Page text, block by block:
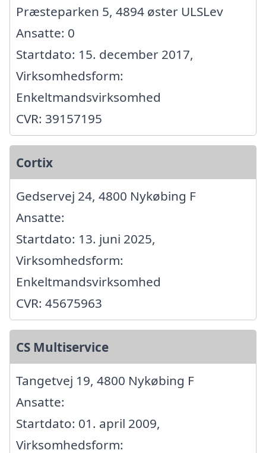
Præsteparken 5, 4894 øster ULSLev
Ansatte: 0
Startdato: 15. december 2017,
Virksomhedsform:
Enkeltmandsvirksomhed
CVR: 39157195
Cortix
Gedservej 24, 4800 Nykøbing F
Ansatte:
Startdato: 13. juni 2025,
Virksomhedsform:
Enkeltmandsvirksomhed
CVR: 45675963
CS Multiservice
Tangetvej 19, 4800 Nykøbing F
Ansatte:
Startdato: 01. april 2009,
Virksomhedsform: